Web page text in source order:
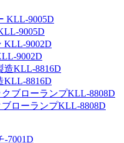
9005D
9002D
KLL-8816D
ローランプKLL-8808D